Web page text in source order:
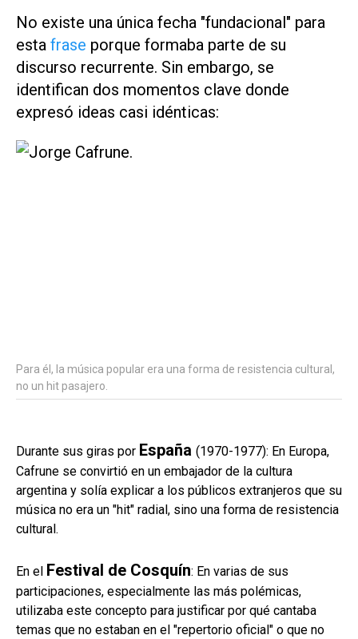
No existe una única fecha "fundacional" para
esta frase porque formaba parte de su
discurso recurrente. Sin embargo, se
identifican dos momentos clave donde
expresó ideas casi idénticas:
Para él, la música popular era una forma de resistencia cultural,
no un hit pasajero.
Durante sus giras por España (1970-1977): En Europa,
Cafrune se convirtió en un embajador de la cultura
argentina y solía explicar a los públicos extranjeros que su
música no era un "hit" radial, sino una forma de resistencia
cultural.
En el Festival de Cosquín: En varias de sus
participaciones, especialmente las más polémicas,
utilizaba este concepto para justificar por qué cantaba
temas que no estaban en el "repertorio oficial" o que no